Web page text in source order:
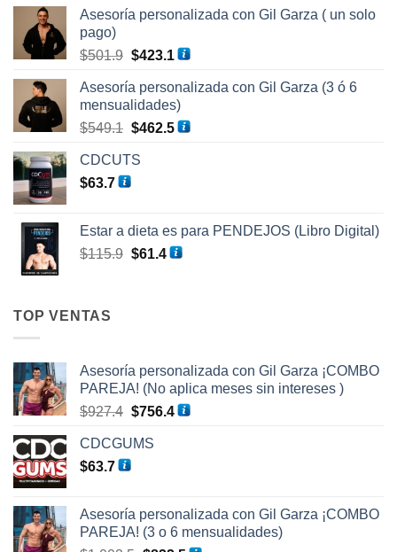
Asesoría personalizada con Gil Garza ( un solo
pago)
$501.9 El
original
era:
$501.9.
$423.1El
actual
es:
$423.1.
Asesoría personalizada con Gil Garza (3 ó 6
mensualidades)
$549.1 El
original
era:
$462.5El
CDCUTS
$63.7
Estar a dieta es para PENDEJOS (Libro Digital)
$115.9 El
$61.4El
TOP VENTAS
Asesoría personalizada con Gil Garza ¡COMBO
PAREJA! (No aplica meses sin intereses )
$927.4 El
original
era:
$756.4El
CDCGUMS
$63.7
Asesoría personalizada con Gil Garza ¡COMBO
PAREJA! (3 o 6 mensualidades)